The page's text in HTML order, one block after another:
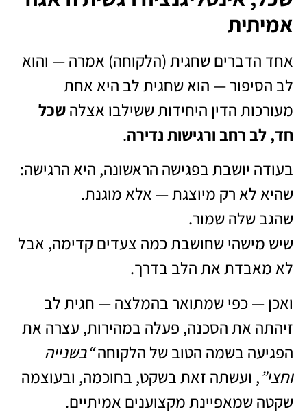
אמיתית
אחד הדברים שחגית (הלקוחה) אמרה — והוא
לב הסיפור — הוא שחגית לב היא אחת
מעורכות הדין היחידות ששילבו אצלהשכל
חד, לב רחב ורגישות נדירה.
בעודה יושבת בפגישה הראשונה, היא הרגישה:
שהיא לא רק מיוצגת — אלא מוגנת.
שהגב שלה שמור.
שיש מישהי שחושבת כמה צעדים קדימה, אבל
לא מאבדת את הלב בדרך.
ואכן — כפי שמתואר בהמלצה — חגית לב
זיהתה את הסכנה, פעלה במהירות, עצרה את
הפגיעה בשמה הטוב של הלקוחה“בשנייה
וחצי”, ועשתה זאת בשקט, בחוכמה, ובעוצמה
שקטה שמאפיינת מקצוענים אמיתיים.